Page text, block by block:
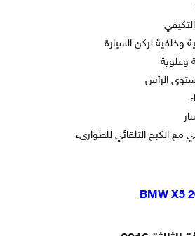
وخلفية لركن السيارة
وعلوية
الرأس
مع الكبح التلقائي للطوارىء